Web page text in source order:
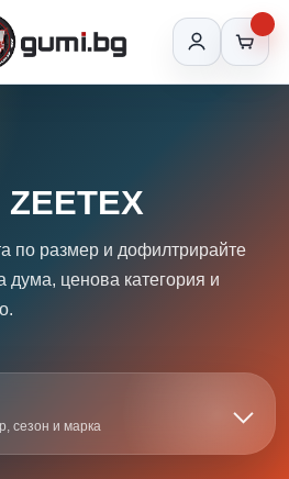
по размер и дофилтрирайте
дума, ценова категория и
сезон и марка